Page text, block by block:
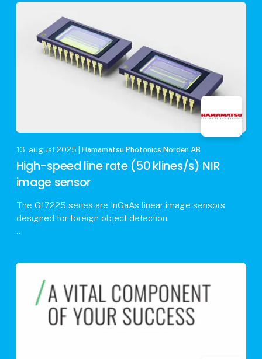
13. august 2025 | Hamamatsu Photonics Norden AB
High-speed line rate (50 klines/s) NIR
image sensor
The G17225 series are InGaAs linear image sensors
designed for foreign object detection.
operati